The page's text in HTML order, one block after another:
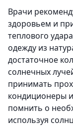
Врачи
здоровьем и
теплового
одежду из
достаточное
солнечных
принимать
кондиционеры
помнить о
используя